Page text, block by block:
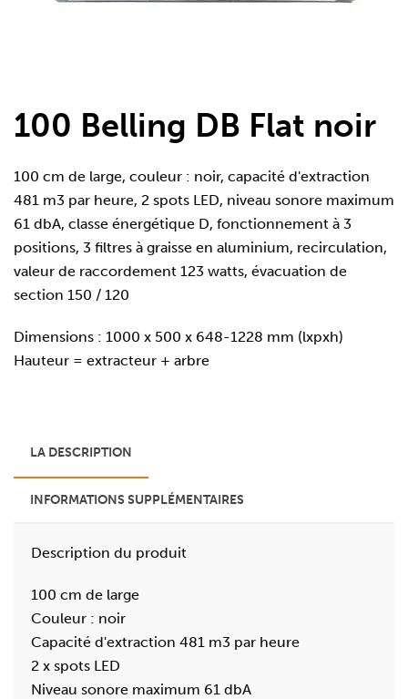
100 Belling DB Flat noir
100 cm de large, couleur : noir, capacité d'extraction
481 m3 par heure, 2 spots LED, niveau sonore maximum
61 dbA, classe énergétique D, fonctionnement à 3
positions, 3 filtres à graisse en aluminium, recirculation,
valeur de raccordement 123 watts, évacuation de
section 150 / 120
Dimensions : 1000 x 500 x 648-1228 mm (lxpxh)
Hauteur = extracteur + arbre
LA DESCRIPTION
INFORMATIONS SUPPLÉMENTAIRES
Description du produit
100 cm de large
Couleur : noir
Capacité d'extraction 481 m3 par heure
2 x spots LED
Niveau sonore maximum 61 dbA